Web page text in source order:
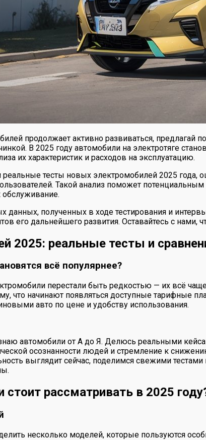
продолжает активно развиваться,
В 2025 году автомобили на электротяге
их характеристик и расходов на эксплуатацию.
реальные тесты новых электромобилей 2025
Такой анализ поможет
обслуживание.
данных, полученных в ходе тестирования и
его дальнейшего развития. Оставайтесь с
2025: реальные тесты и
всё популярнее?
перестали быть редкостью — их всё
что начинают появляться доступные тарифные
авто по цене и удобству использования.
автомобили от А до Я. Делюсь реальными
осознанности людей и стремление к
выглядит сейчас, поделимся свежими
рассматривать в 2025
несколько моделей, которые пользуются